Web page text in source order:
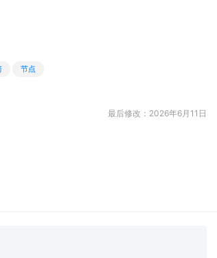
节点
最后修改：2026年6月11日